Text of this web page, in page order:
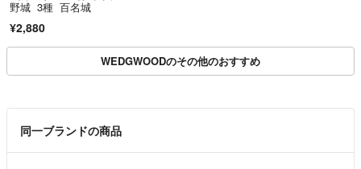
野城 3種 百名城
¥2,880
WEDGWOODのその他のおすすめ
同一ブランドの商品